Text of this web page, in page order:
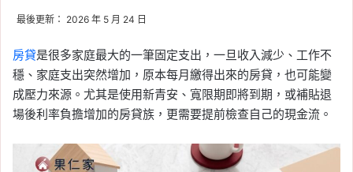
最後更新： 2026 年 5 月 24 日
房貸是很多家庭最大的一筆固定支出，一旦收入減少、工作不
穩、家庭支出突然增加，原本每月繳得出來的房貸，也可能變
成壓力來源。尤其是使用新青安、寬限期即將到期，或補貼退
場後利率負擔增加的房貸族，更需要提前檢查自己的現金流。